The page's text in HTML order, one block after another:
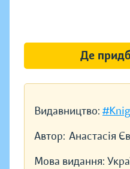
Видавництво:
Автор: Анастасія
Мова видання:
Де